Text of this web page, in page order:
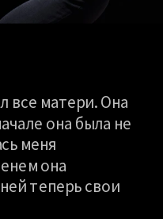
все матери. Она
она была не
меня
она
теперь свои